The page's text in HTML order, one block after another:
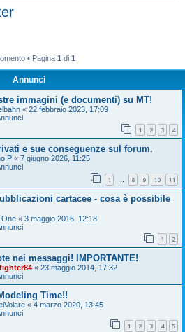
• Pagina 1 di 1
Annunci
immagini (e documenti) su MT!
« 22 febbraio 2023, 17:09
1 2 3 4
e sue conseguenze sul forum.
P « 7 giugno 2026, 11:25
1 … 8 9 10 11
cartacee - cosa è possibile
« 3 maggio 2016, 12:18
1 2
nei messaggi! IMPORTANTE!
« 23 maggio 2014, 17:32
Time!!
« 4 marzo 2020, 13:45
1 2 3 4 5